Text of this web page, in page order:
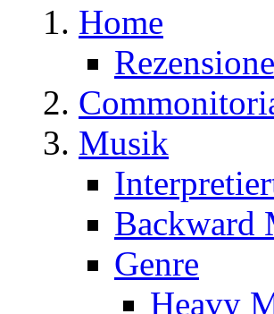
Home
Musik
Backward
Genre
Heavy